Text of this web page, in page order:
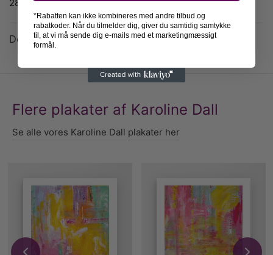
28.
Detaljer
Flere plakater af Karoline Dall
Se alle vores Karoline Dall plakater her
*Rabatten kan ikke kombineres med andre tilbud og
rabatkoder. Når du tilmelder dig, giver du samtidig samtykke
til, at vi må sende dig e-mails med et marketingmæssigt
formål.